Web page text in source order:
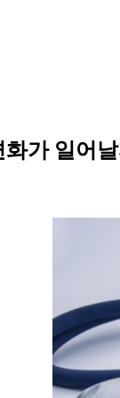
가 일어